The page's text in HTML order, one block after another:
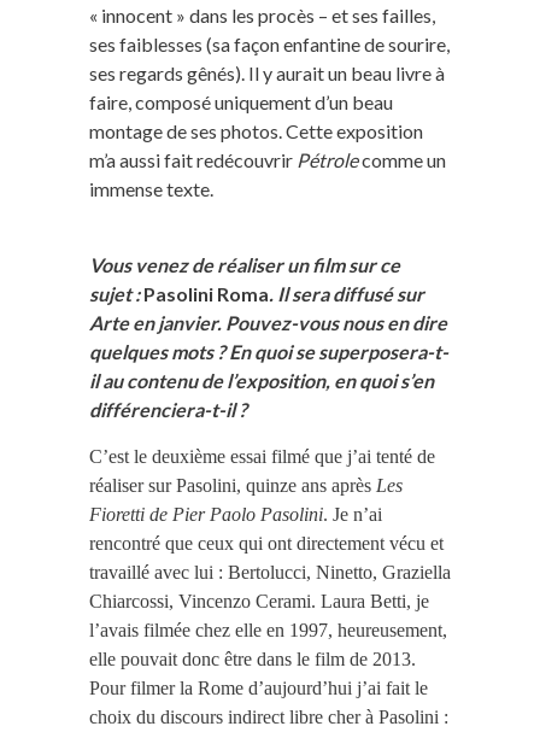
« innocent » dans les procès – et ses failles,
ses faiblesses (sa façon enfantine de sourire,
ses regards gênés). Il y aurait un beau livre à
faire, composé uniquement d’un beau
montage de ses photos. Cette exposition
m’a aussi fait redécouvrir Pétrolecomme un
immense texte.
Vous venez de réaliser un film sur ce
sujet :Pasolini Roma. Il sera diffusé sur
Arte en janvier. Pouvez-vous nous en dire
quelques mots ? En quoi se superposera-t-
il au contenu de l’exposition, en quoi s’en
différenciera-t-il ?
C’est le deuxième essai filmé que j’ai tenté de
réaliser sur Pasolini, quinze ans après Les
Fioretti de Pier Paolo Pasolini. Je n’ai
rencontré que ceux qui ont directement vécu et
travaillé avec lui : Bertolucci, Ninetto, Graziella
Chiarcossi, Vincenzo Cerami. Laura Betti, je
l’avais filmée chez elle en 1997, heureusement,
elle pouvait donc être dans le film de 2013.
Pour filmer la Rome d’aujourd’hui j’ai fait le
choix du discours indirect libre cher à Pasolini :